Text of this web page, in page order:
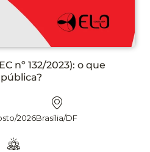
PLANEJAMENTO DAS
N° 14.133/21 ETP, TR E
EDIÇÃO